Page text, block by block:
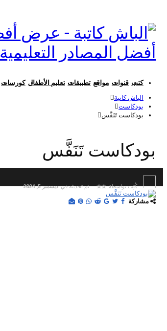
أفضل المصادر التعليمية
كتب قنوات مواقع تطبيقات تعليم الأطفال كورسات
الباش كاتبة
بودكاست
بودكاست تَنَفَّس
بودكاست تَنَفَّس
كُتِب بواسطة☆☆ تم تحديثه فيديسمبر 5, 2024
مشاركة